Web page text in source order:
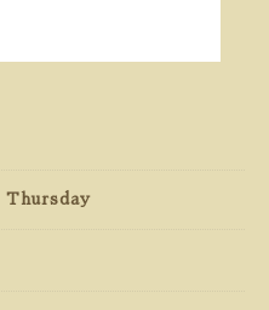
Thursday